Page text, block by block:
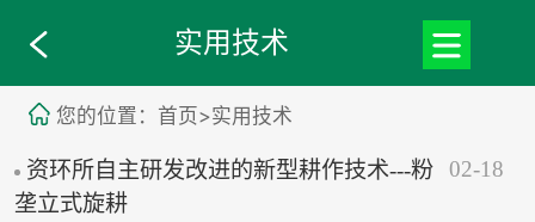
实用技术
您的位置：首页>实用技术
资环所自主研发改进的新型耕作技术---粉
垄立式旋耕
02-18